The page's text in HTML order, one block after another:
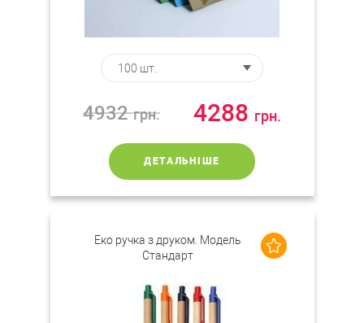
4932грн. 4288 грн.
ДЕТАЛЬНІШЕ
Еко ручка з друком. Модель
Стандарт